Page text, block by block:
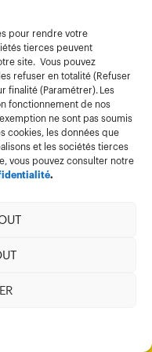
pour rendre votre
tierces peuvent
site. Vous pouvez
refuser en totalité (Refuser
finalité (Paramétrer). Les
fonctionnement de nos
ne sont pas soumis
cookies, les données que
et les sociétés tierces
vous pouvez consulter notre
.
d’utilisation